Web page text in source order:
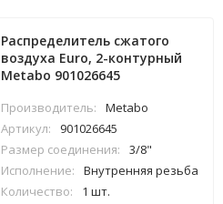
Распределитель сжатого
воздуха Euro, 2-контурный
Metabo 901026645
Производитель:
Metabo
Артикул:
901026645
Размер соединения:
3/8"
Исполнение:
Внутренняя резьба
Количество:
1 шт.